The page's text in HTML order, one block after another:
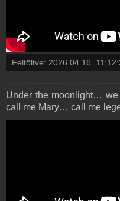
Feltöltve: 2026.04.16.
Under the moonlight… we
call me Mary… call me